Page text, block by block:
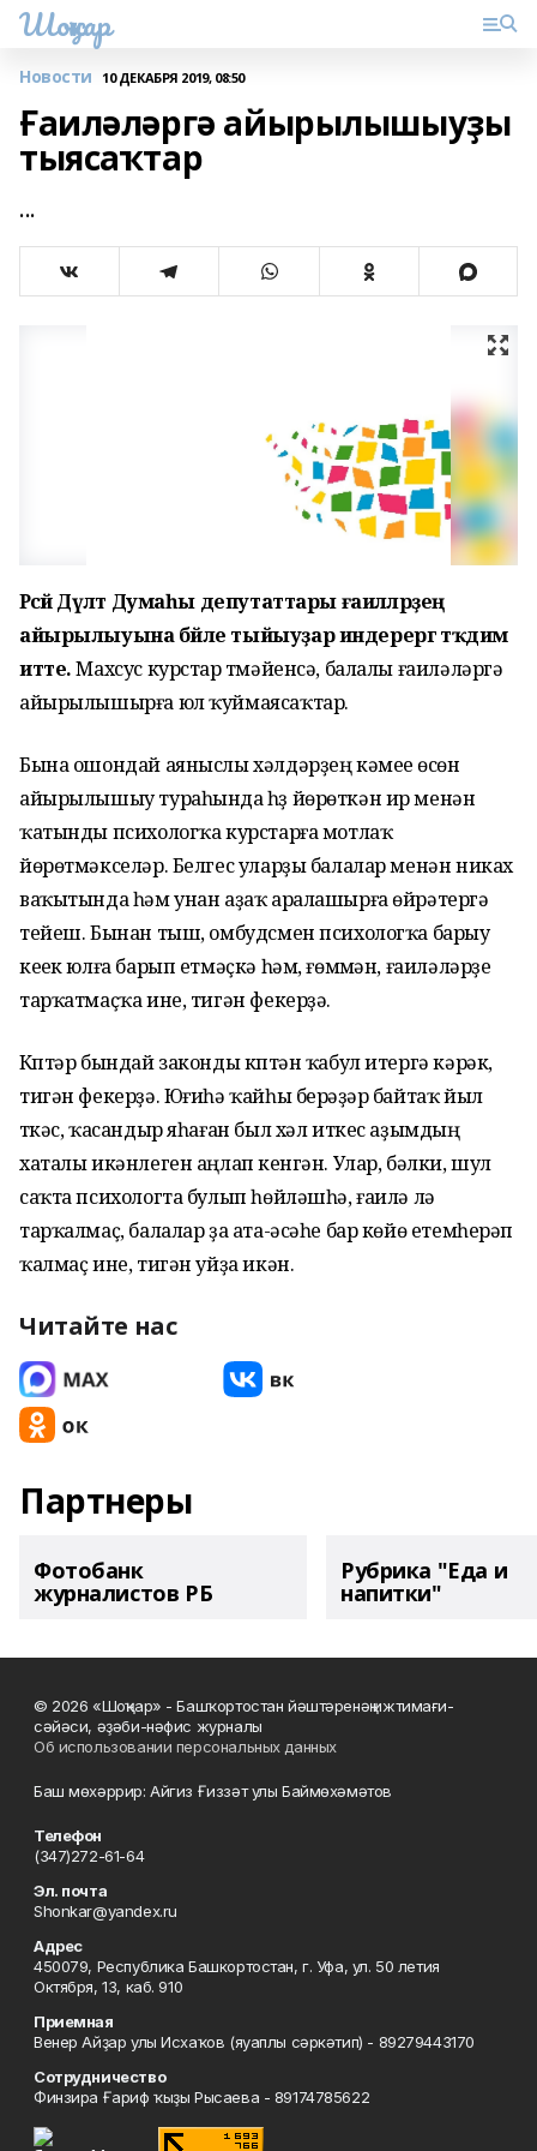
Шоңҡар
Новости 10 ДЕКАБРЯ 2019, 08:50
Ғаиләләргә айырылышыуҙы
тыясаҡтар
...
Рәсәй Дәүләт Думаһы депутаттары ғаиләләрҙең
айырылыуына бәйле тыйыуҙар индерергә тәҡдим
итте.Махсус курстар үтмәйенсә, балалы ғаиләләргә
айырылышырға юл ҡуймаясаҡтар.
Бына ошондай аяныслы хәлдәрҙең кәмеүе өсөн
айырылышыу тураһында һүҙ йөрөткән ир менән
ҡатынды психологҡа курстарға мотлаҡ
йөрөтмәкселәр. Белгес уларҙы балалар менән никах
ваҡытында һәм унан аҙаҡ аралашырға өйрәтергә
тейеш. Бынан тыш, омбудсмен психологҡа барыу
кеүек юлға барып етмәҫкә һәм, ғөмүмән, ғаиләләрҙе
тарҡатмаҫҡа ине, тигән фекерҙә.
Күптәр бындай законды күптән ҡабул итергә кәрәк,
тигән фекерҙә. Юғиһә ҡайһы берәүҙәр байтаҡ йыл
үткәс, ҡасандыр яһаған был хәл иткес аҙымдың
хаталы икәнлеген аңлап үкенгән. Улар, бәлки, шул
саҡта психологта булып һөйләшһә, ғаилә лә
тарҡалмаҫ, балалар ҙа ата-әсәһе бар көйө етемһерәп
ҡалмаҫ ине, тигән уйҙа икән.
Читайте нас
Партнеры
Фотобанк
журналистов РБ
Рубрика "Еда и
напитки"
© 2026 «Шоңҡар» - Башҡортостан йәштәренәң ижтимағи-
сәйәси, әҙәби-нәфис журналы
Об использовании персональных данных
Баш мөхәррир: Айгиз Ғиззәт улы Баймөхәмәтов
Телефон
(347)272-61-64
Эл. почта
Shonkar@yandex.ru
Адрес
450079, Республика Башкортостан, г. Уфа, ул. 50 летия
Октября, 13, каб. 910
Приемная
Венер Айҙар улы Исхаҡов (яуаплы сәркәтип) - 89279443170
Сотрудничество
Финзира Ғариф ҡыҙы Рысаева - 89174785622